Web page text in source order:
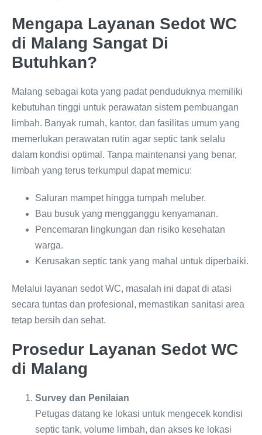
Mengapa Layanan Sedot WC
di Malang Sangat Di
Butuhkan?
Malang sebagai kota yang padat penduduknya memiliki
kebutuhan tinggi untuk perawatan sistem pembuangan
limbah. Banyak rumah, kantor, dan fasilitas umum yang
memerlukan perawatan rutin agar septic tank selalu
dalam kondisi optimal. Tanpa maintenansi yang benar,
limbah yang terus terkumpul dapat memicu:
Saluran mampet hingga tumpah meluber.
Bau busuk yang mengganggu kenyamanan.
Pencemaran lingkungan dan risiko kesehatan
warga.
Kerusakan septic tank yang mahal untuk diperbaiki.
Melalui layanan sedot WC, masalah ini dapat di atasi
secara tuntas dan profesional, memastikan sanitasi area
tetap bersih dan sehat.
Prosedur Layanan Sedot WC
di Malang
Survey dan Penilaian
Petugas datang ke lokasi untuk mengecek kondisi
septic tank, volume limbah, dan akses ke lokasi